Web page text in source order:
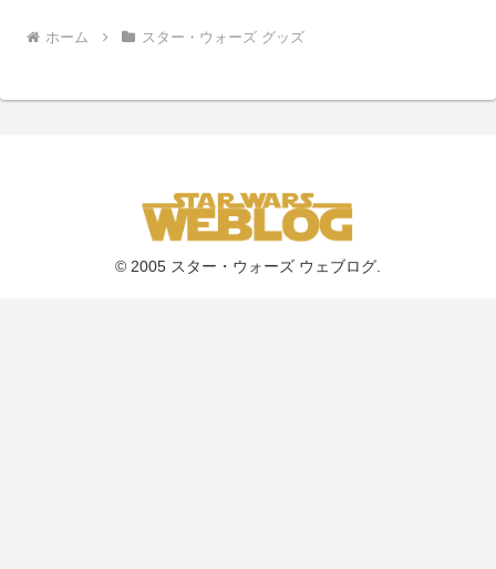
ホーム スター・ウォーズ グッズ
© 2005 スター・ウォーズ ウェブログ.